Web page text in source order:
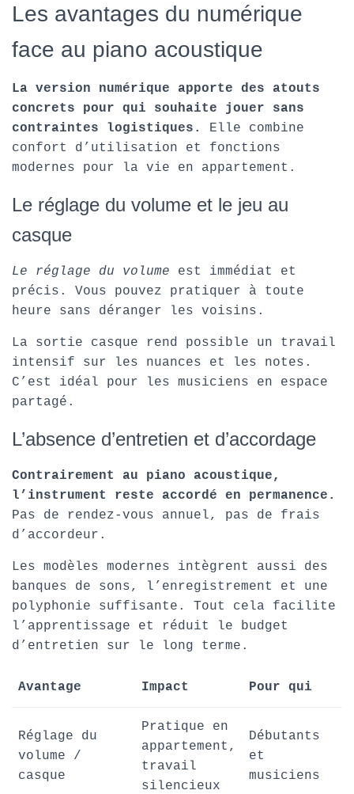
Les avantages du numérique
face au piano acoustique
La version numérique apporte des atouts
concrets pour qui souhaite jouer sans
contraintes logistiques.
Elle combine
confort d’utilisation et fonctions
modernes pour la vie en appartement.
Le réglage du volume et le jeu au
casque
Le réglage du volume est immédiat et
précis. Vous pouvez pratiquer à toute
heure sans déranger les voisins.
La sortie casque rend possible un travail
intensif sur les nuances et les notes.
C’est idéal pour les musiciens en espace
partagé.
L’absence d’entretien et d’accordage
Contrairement au piano acoustique,
l’instrument reste accordé en permanence.
Pas de rendez-vous annuel, pas de frais
d’accordeur.
Les modèles modernes intègrent aussi des
banques de sons, l’enregistrement et une
polyphonie suffisante. Tout cela facilite
l’apprentissage et réduit le budget
d’entretien sur le long terme.
Avantage Impact Pour qui
Réglage du
volume /
casque
Pratique en
appartement,
travail
silencieux
Débutants
et
musiciens